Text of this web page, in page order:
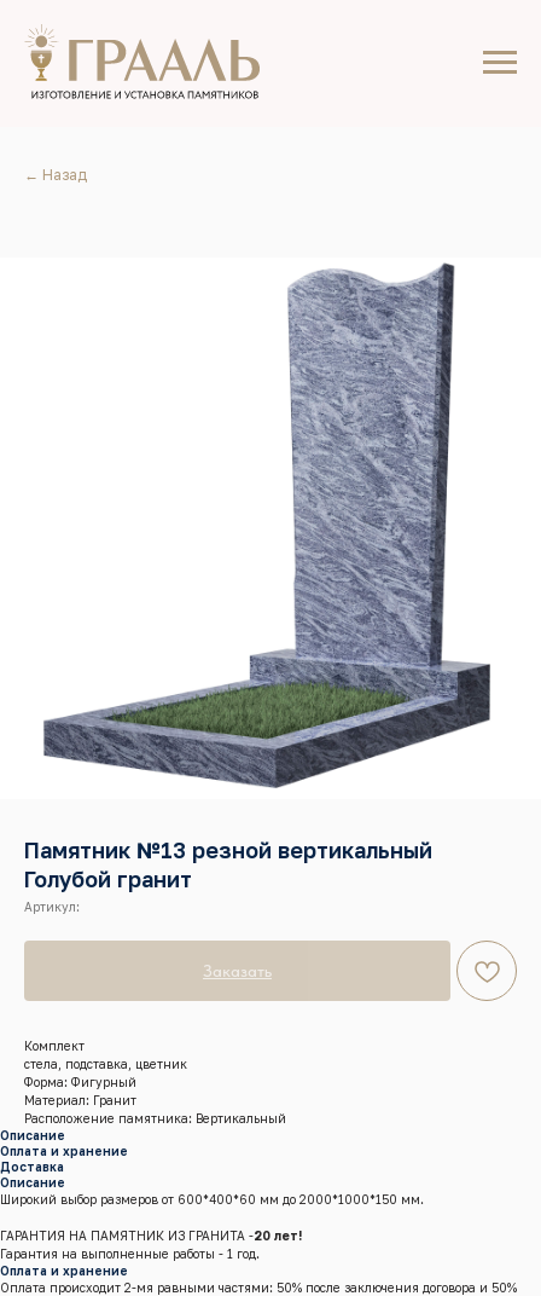
← Назад
Памятник №13 резной вертикальный
Голубой гранит
Артикул:
Заказать
Комплект
стела, подставка, цветник
Форма: Фигурный
Материал: Гранит
Расположение памятника: Вертикальный
Описание
Оплата и хранение
Доставка
Описание
Широкий выбор размеров от 600*400*60 мм до 2000*1000*150 мм.
ГАРАНТИЯ НА ПАМЯТНИК ИЗ ГРАНИТА -20 лет!
Гарантия на выполненные работы - 1 год.
Оплата и хранение
Оплата происходит 2-мя равными частями: 50% после заключения договора и 50%